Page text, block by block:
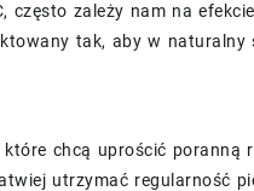
często zależy nam na
tak, aby w
chcą uprościć
utrzymać regularność